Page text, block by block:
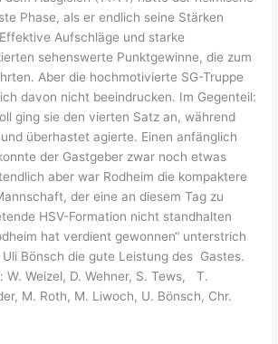
Phase, als er endlich seine Stärken
Aufschläge und starke
sehenswerte Punktgewinne, die zum
Aber die hochmotivierte SG-Truppe
davon nicht beeindrucken. Im Gegenteil:
ging sie den vierten Satz an, während
überhastet agierte. Einen anfänglich
der Gastgeber zwar noch etwas
aber war Rodheim die kompaktere
der eine an diesem Tag zu
HSV-Formation nicht standhalten
hat verdient gewonnen“ unterstrich
Bönsch die gute Leistung des Gastes.
W. Weizel, D. Wehner, S. Tews, T.
M. Roth, M. Liwoch, U. Bönsch, Chr.